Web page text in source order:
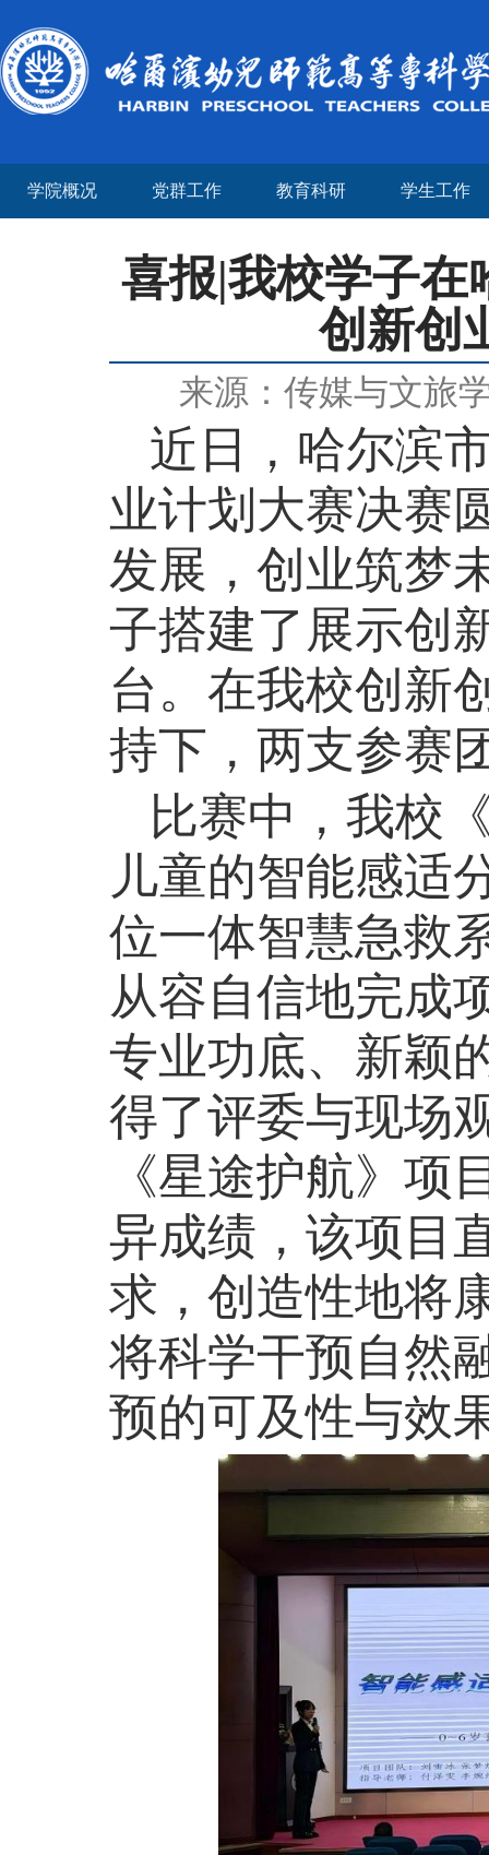
学院概况 党群工作 教育科研 学生工作
喜报|我校学子在
创新创
来源：传媒与文旅
近日，哈尔滨
业计划大赛决赛
发展，创业筑梦
子搭建了展示创
台。在我校创新
持下，两支参赛
比赛中，我校
儿童的智能感适
位一体智慧急救
从容自信地完成
专业功底、新颖
得了评委与现场
《星途护航》
异成绩 ， 该项目
求，创造性地将
将科学干预自然
预的可及性与效